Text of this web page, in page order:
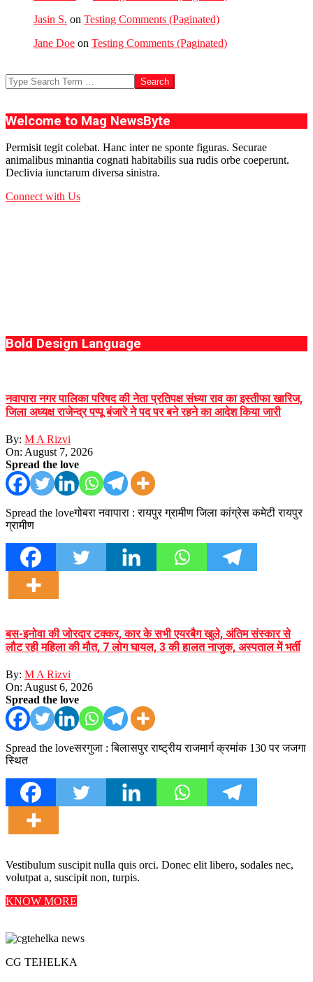
Jasin S. on Testing Comments (Paginated)
Jane Doe on Testing Comments (Paginated)
Search
Welcome to Mag NewsByte
Permisit tegit colebat. Hanc inter ne sponte figuras. Securae
animalibus minantia cognati habitabilis sua rudis orbe coeperunt.
Declivia iunctarum diversa sinistra.
Connect with Us
Bold Design Language
नवापारा नगर पालिका परिषद की नेता प्रतिपक्ष संध्या राव का इस्तीफा खारिज,
जिला अध्यक्ष राजेन्द्र पप्पू बंजारे ने पद पर बने रहने का आदेश किया जारी
By: M A Rizvi
On: August 7, 2026
Spread the love
Spread the loveगोबरा नवापारा : रायपुर ग्रामीण जिला कांग्रेस कमेटी रायपुर
ग्रामीण
बस-इनोवा की जोरदार टक्कर, कार के सभी एयरबैग खुले, अंतिम संस्कार से
लौट रही महिला की मौत, 7 लोग घायल, 3 की हालत नाजुक, अस्पताल में भर्ती
By: M A Rizvi
On: August 6, 2026
Spread the love
Spread the loveसरगुजा : बिलासपुर राष्ट्रीय राजमार्ग क्रमांक 130 पर जजगा
स्थित
Vestibulum suscipit nulla quis orci. Donec elit libero, sodales nec,
volutpat a, suscipit non, turpis.
KNOW MORE
CG TEHELKA